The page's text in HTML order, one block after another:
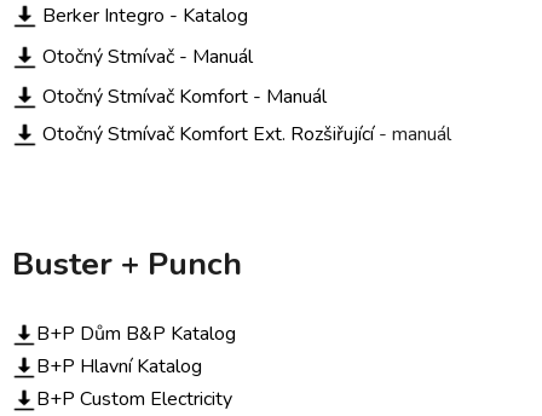
Berker Integro - Katalog
Otočný Stmívač - Manuál
Otočný Stmívač Komfort - Manuál
Otočný Stmívač Komfort Ext. Rozšiřující- manuál
Buster + Punch
B+P Dům B&P Katalog
B+P Hlavní Katalog
B+P Custom Electricity